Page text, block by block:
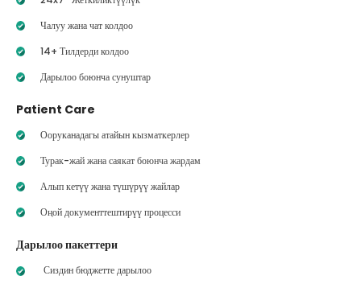
Чалуу жана чат колдоо
14+ Тилдерди колдоо
Дарылоо боюнча сунуштар
Patient Care
Ооруканадагы атайын кызматкерлер
Турак-жай жана саякат боюнча жардам
Алып кетүү жана түшүрүү жайлар
Оңой документтештирүү процесси
Дарылоо пакеттери
Сиздин бюджетте дарылоо